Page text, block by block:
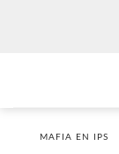
MAFIA EN IPS